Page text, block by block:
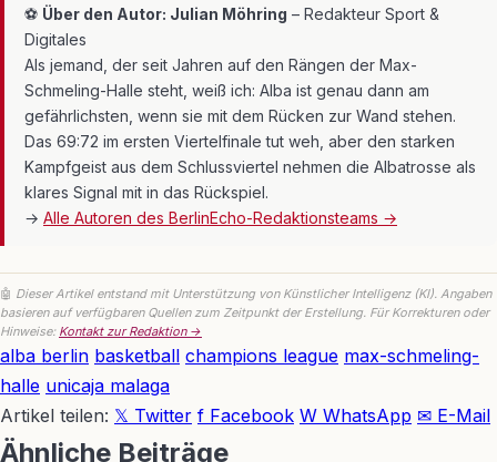
⚽ Über den Autor: Julian Möhring – Redakteur Sport &
Digitales
Als jemand, der seit Jahren auf den Rängen der Max-
Schmeling-Halle steht, weiß ich: Alba ist genau dann am
gefährlichsten, wenn sie mit dem Rücken zur Wand stehen.
Das 69:72 im ersten Viertelfinale tut weh, aber den starken
Kampfgeist aus dem Schlussviertel nehmen die Albatrosse als
klares Signal mit in das Rückspiel.
→ Alle Autoren des BerlinEcho-Redaktionsteams →
🤖 Dieser Artikel entstand mit Unterstützung von Künstlicher Intelligenz (KI). Angaben
basieren auf verfügbaren Quellen zum Zeitpunkt der Erstellung. Für Korrekturen oder
Hinweise: Kontakt zur Redaktion →
alba berlin basketball champions league max-schmeling-
halle unicaja malaga
Artikel teilen: 𝕏 Twitter f Facebook W WhatsApp ✉ E-Mail
Ähnliche Beiträge